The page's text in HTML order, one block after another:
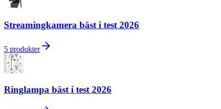
Streamingkamera bäst i test 2026
5 produkter
Ringlampa bäst i test 2026